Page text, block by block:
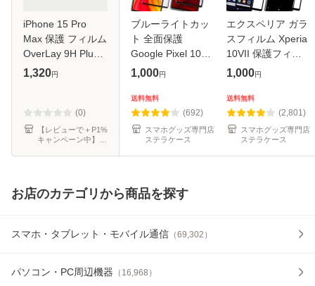
iPhone 15 Pro
Max 保護 フィルム
OverLay 9H Plus
アイフォン 15 プ
用フィルム 9H高硬
度 アンチグレア 低
1,320円
(0)
【レビューで＋P1%
キャンペーン中】ビ
ブルーライトカッ
ト 全面保護
Google Pixel 10a
ガラスフィルム 保
Pixel 10 ガラスフ
ィルム 保護フィル
ム Google Pixe
1,000円
送料無料
(692)
スマホグッズ専門店
ステラケース
エクスペリア ガラ
スフィルム Xperia
10VII 保護フィル
ム SOG16 Xperia
ム SOG15 Xperia
10VI 保護フィルム
SOG14 Xper
1,000円
送料無料
(2,801)
スマホグッズ専門店
ステラケース
お店のカテゴリから商品を探す
スマホ・タブレット・モバイル通信 （69,302 ）
パソコン・PC周辺機器 （ 16,968 ）